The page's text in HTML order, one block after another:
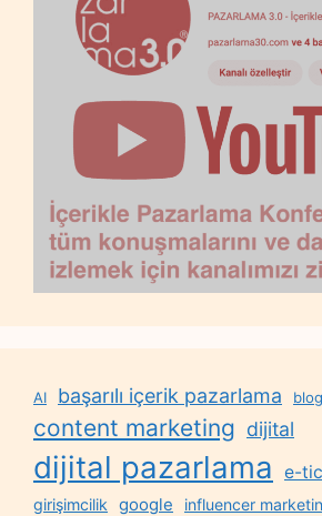
AI başarılı içerik pazarlama blog
content marketing dijital
dijital pazarlama e-
girişimcilik google influencer